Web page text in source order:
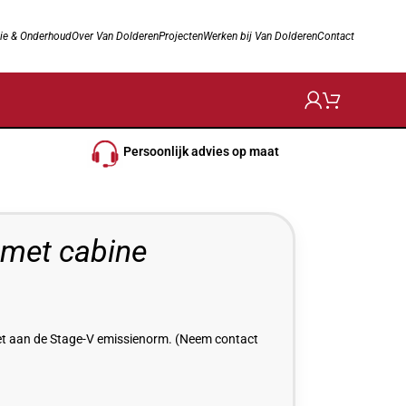
& OnderhoudOver Van DolderenProjectenWerken bij Van DolderenContact
Persoonlijk advies op maat
cabine
aan de Stage-V emissienorm. (Neem contact